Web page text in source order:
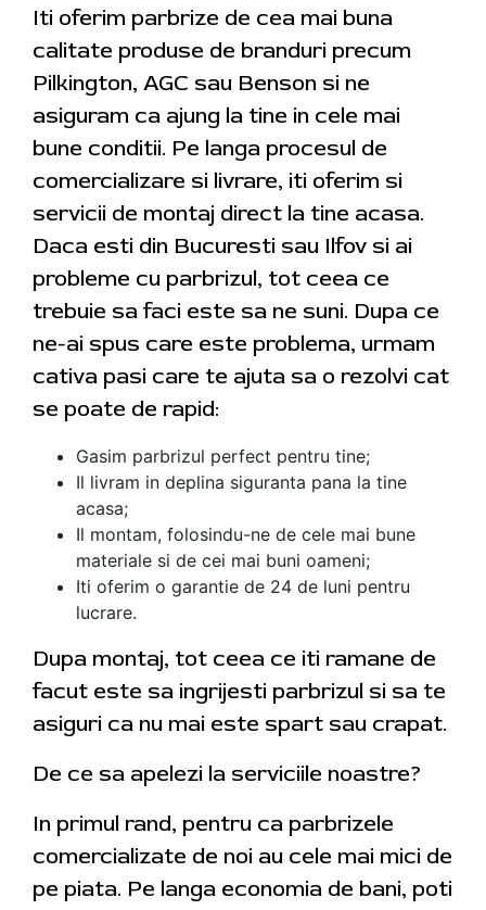
Iti oferim parbrize de cea mai buna
calitate produse de branduri precum
Pilkington, AGC sau Benson si ne
asiguram ca ajung la tine in cele mai
bune conditii. Pe langa procesul de
comercializare si livrare, iti oferim si
servicii de montaj direct la tine acasa.
Daca esti din Bucuresti sau Ilfov si ai
probleme cu parbrizul, tot ceea ce
trebuie sa faci este sa ne suni. Dupa ce
ne-ai spus care este problema, urmam
cativa pasi care te ajuta sa o rezolvi cat
se poate de rapid:
Gasim parbrizul perfect pentru tine;
Il livram in deplina siguranta pana la tine
acasa;
Il montam, folosindu-ne de cele mai bune
materiale si de cei mai buni oameni;
Iti oferim o garantie de 24 de luni pentru
lucrare.
Dupa montaj, tot ceea ce iti ramane de
facut este sa ingrijesti parbrizul si sa te
asiguri ca nu mai este spart sau crapat.
De ce sa apelezi la serviciile noastre?
In primul rand, pentru ca parbrizele
comercializate de noi au cele mai mici de
pe piata. Pe langa economia de bani, poti